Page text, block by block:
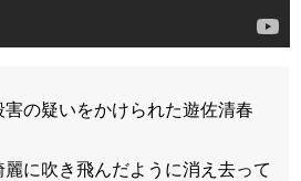
の疑いをかけられた遊佐清春
に吹き飛んだように消え去って